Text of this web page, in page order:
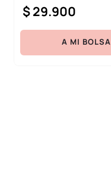
$29.900
A MI BOLSA